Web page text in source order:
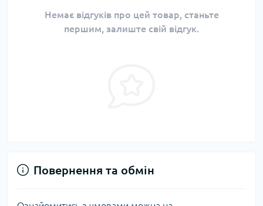
Немає відгуків про цей товар, станьте
першим, залиште свій відгук.
Повернення та обмін